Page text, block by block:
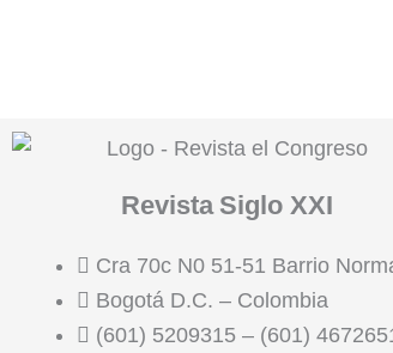
Revista Siglo XXI
Cra 70c N0 51-51 Barrio
Bogotá D.C. – Colombia
(601) 5209315 – (601)